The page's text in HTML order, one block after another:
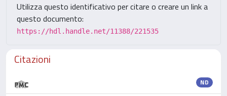
Utilizza questo identificativo per citare o creare un link a
questo documento:
https://hdl.handle.net/11388/221535
Citazioni
ND